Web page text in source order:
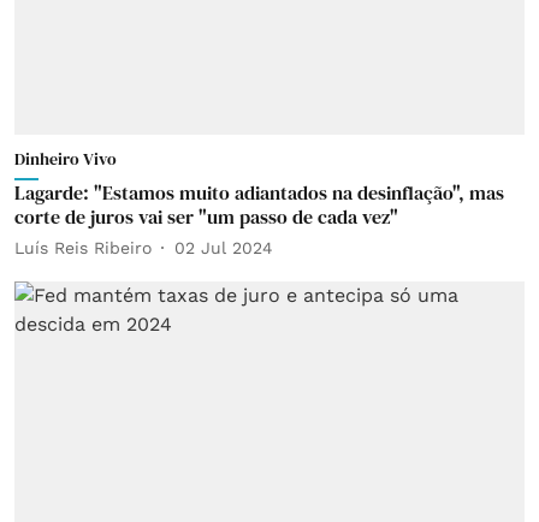
Dinheiro Vivo
Lagarde: "Estamos muito adiantados na desinflação", mas
corte de juros vai ser "um passo de cada vez"
Luís Reis Ribeiro 02 Jul 2024